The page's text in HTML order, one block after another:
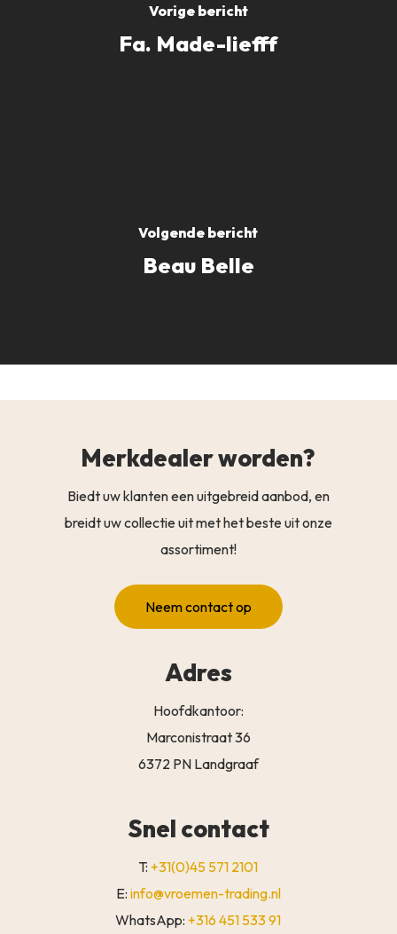
Vorige bericht
Fa. Made-liefff
Volgende bericht
Beau Belle
Merkdealer worden?
Biedt uw klanten een uitgebreid aanbod, en
breidt uw collectie uit met het beste uit onze
assortiment!
Neem contact op
Adres
Hoofdkantoor:
Marconistraat 36
6372 PN Landgraaf
Snel contact
T: +31(0)45 571 2101
E: info@vroemen-trading.nl
WhatsApp: +316 451 533 91